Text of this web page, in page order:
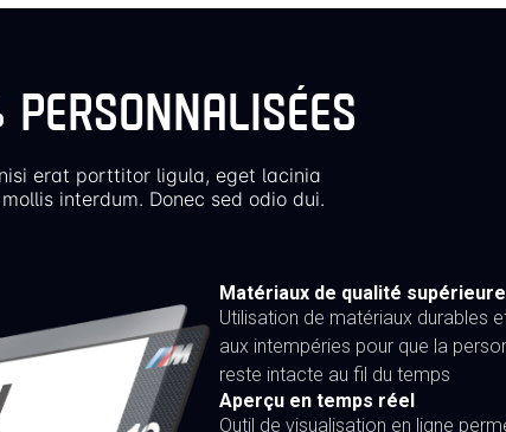
erat porttitor ligula, eget lacinia
interdum. Donec sed odio dui.
Matériaux de qualité supérieure
Utilisation de matériaux durables
aux intempéries pour que la
reste intacte au fil du temps
Aperçu en temps réel
Outil de visualisation en ligne